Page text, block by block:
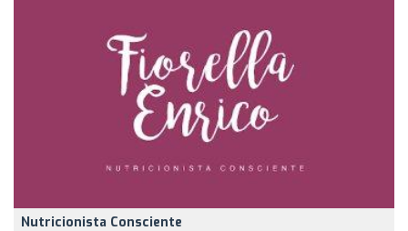
Nutricionista Consciente